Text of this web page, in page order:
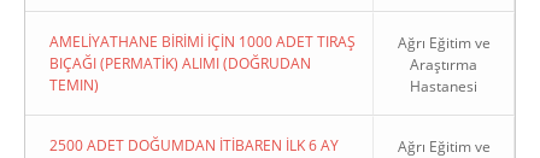
AMELİYATHANE BİRİMİ İÇİN 1000 ADET TIRAŞ
BIÇAĞI (PERMATİK) ALIMI (DOĞRUDAN
TEMIN)
Ağrı Eğitim ve
Araştırma
Hastanesi
2500 ADET DOĞUMDAN İTİBAREN İLK 6 AY
Ağrı Eğitim ve